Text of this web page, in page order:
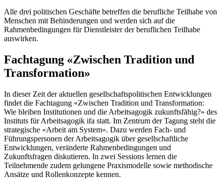
Alle drei politischen Geschäfte betreffen die berufliche Teilhabe von
Menschen mit Behinderungen und werden sich auf die
Rahmenbedingungen für Dienstleister der beruflichen Teilhabe
auswirken.
Fachtagung «Zwischen Tradition und
Transformation»
In dieser Zeit der aktuellen gesellschaftspolitischen Entwicklungen
findet die Fachtagung «Zwischen Tradition und Transformation:
Wie bleiben Institutionen und die Arbeitsagogik zukunftsfähig?» des
Instituts für Arbeitsagogik ifa statt. Im Zentrum der Tagung steht die
strategische «Arbeit am System». Dazu werden Fach- und
Führungspersonen der Arbeitsagogik über gesellschaftliche
Entwicklungen, veränderte Rahmenbedingungen und
Zukunftsfragen diskutieren. In zwei Sessions lernen die
Teilnehmende zudem gelungene Praxismodelle sowie methodische
Ansätze und Rollenkonzepte kennen.